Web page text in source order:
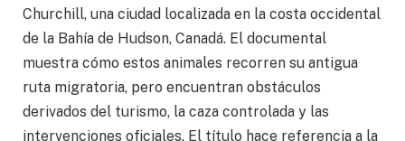
Churchill, una ciudad localizada en la costa occidental
de la Bahía de Hudson, Canadá. El documental
muestra cómo estos animales recorren su antigua
ruta migratoria, pero encuentran obstáculos
derivados del turismo, la caza controlada y las
intervenciones oficiales. El título hace referencia a la